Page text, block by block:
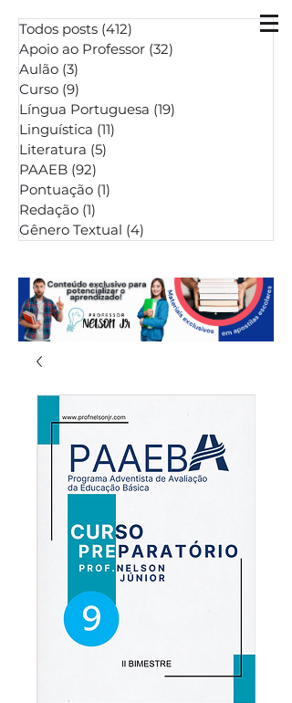
Todos posts (412)
Apoio ao Professor (32)
Aulão (3)
Curso (9)
Língua Portuguesa (19)
Linguística (11)
Literatura (5)
PAAEB (92)
Pontuação (1)
Redação (1)
Gênero Textual (4)